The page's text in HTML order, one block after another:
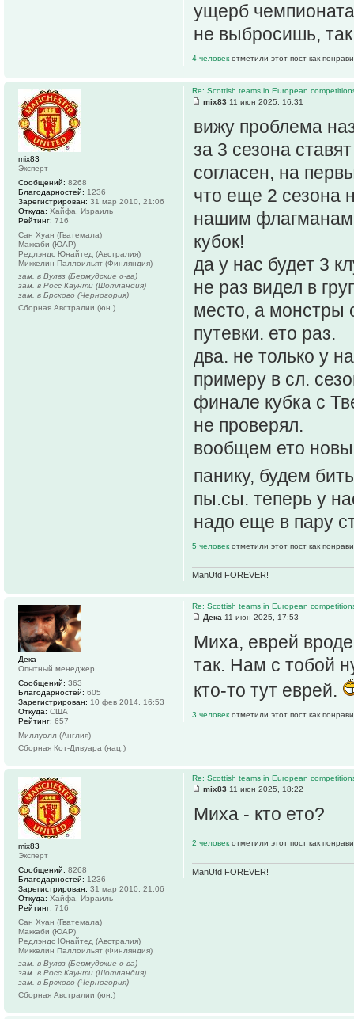
ущерб
не выбросишь,
4 человек отметили этот пост как
Re: Scottish teams in European
mix83 11 июн 2025, 16:31
вижу проблема
за 3 сезона
согласен, на
что еще 2 сезона
нашим флагманам
кубок!
да у нас будет 3
не раз видел в
место, а монстры
путевки. ето раз.
два. не только у
примеру в сл.
финале кубка с
не проверял.
вообщем ето
панику, будем
пы.сы. теперь у
надо еще в пару
5 человек отметили этот пост как
ManUtd FOREVER!
mix83
Эксперт
Сообщений: 8268
Благодарностей: 1236
Зарегистрирован: 31 мар 2010, 21:06
Откуда: Хайфа, Израиль
Рейтинг: 716
Сан Хуан (Гватемала)
Маккаби (ЮАР)
Редлэндс Юнайтед (Австралия)
Миккелин Паллоильят (Финляндия)
зам. в Вулвз (Бермудские о-ва)
зам. в Росс Каунти (Шотландия)
зам. в Брсково (Черногория)
Сборная Австралии (юн.)
Re: Scottish teams in European
Дека 11 июн 2025, 17:53
Миха, еврей
так. Нам с тобой
кто-то тут еврей.
3 человек отметили этот пост как
Дека
Опытный менеджер
Сообщений: 363
Благодарностей: 605
Зарегистрирован: 10 фев 2014, 16:53
Откуда: США
Рейтинг: 657
Миллуолл (Англия)
Сборная Кот-Дивуара (нац.)
Re: Scottish teams in European
mix83 11 июн 2025, 18:22
Миха - кто ето?
2 человек отметили этот пост как
ManUtd FOREVER!
mix83
Эксперт
Сообщений: 8268
Благодарностей: 1236
Зарегистрирован: 31 мар 2010, 21:06
Откуда: Хайфа, Израиль
Рейтинг: 716
Сан Хуан (Гватемала)
Маккаби (ЮАР)
Редлэндс Юнайтед (Австралия)
Миккелин Паллоильят (Финляндия)
зам. в Вулвз (Бермудские о-ва)
зам. в Росс Каунти (Шотландия)
зам. в Брсково (Черногория)
Сборная Австралии (юн.)